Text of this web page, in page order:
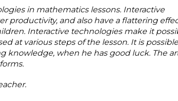
in mathematics lessons. Interactive
productivity, and also have a flattering
Interactive technologies make it
at various steps of the lesson. It is
knowledge, when he has good luck. The